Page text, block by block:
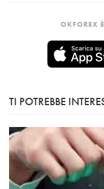
OKFOREX
TI POTREBBE